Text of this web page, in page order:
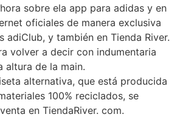
sobre ela app para adidas y en
oficiales de manera exclusiva
adiClub, y también en Tienda River.
volver a decir con indumentaria
altura de la main.
alternativa, que está producida
100% reciclados, se
en TiendaRiver. com.